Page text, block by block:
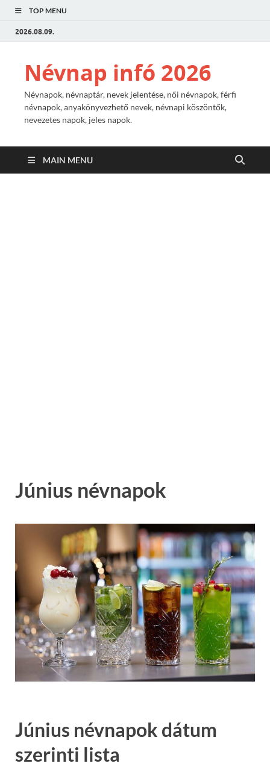
TOP MENU
2026.08.09.
Névnap infó 2026
Névnapok, névnaptár, nevek jelentése, női névnapok, férfi
névnapok, anyakönyvezhető nevek, névnapi köszöntők,
nevezetes napok, jeles napok.
MAIN MENU
Június névnapok
Június névnapok dátum
szerinti lista